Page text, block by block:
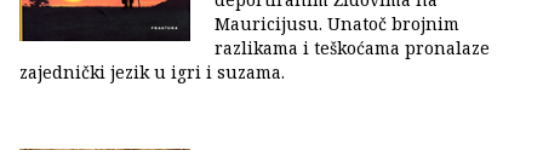
Mauricijusu. Unatoč brojnim
razlikama i teškoćama pronalaze
zajednički jezik u igri i suzama.